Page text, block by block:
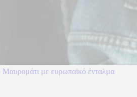
με ευρωπαϊκό ένταλμα